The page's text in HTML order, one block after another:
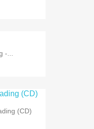
-...
(CD)